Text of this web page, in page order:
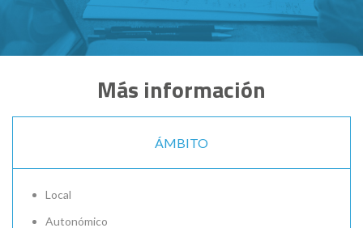
Más información
ÁMBITO
Local
Autonómico